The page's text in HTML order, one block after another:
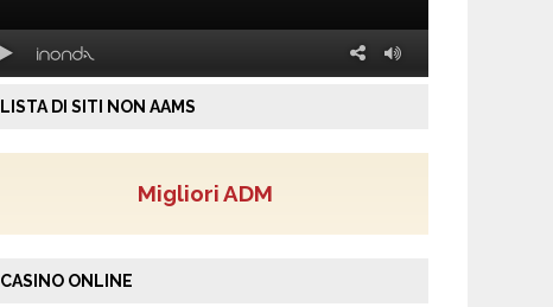
LISTA DI SITI NON AAMS
Migliori ADM
CASINO ONLINE